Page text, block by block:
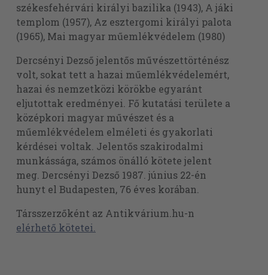
székesfehérvári királyi bazilika (1943), A jáki
templom (1957), Az esztergomi királyi palota
(1965), Mai magyar műemlékvédelem (1980)
Dercsényi Dezső jelentős művészettörténész
volt, sokat tett a hazai műemlékvédelemért,
hazai és nemzetközi körökbe egyaránt
eljutottak eredményei. Fő kutatási területe a
középkori magyar művészet és a
műemlékvédelem elméleti és gyakorlati
kérdései voltak. Jelentős szakirodalmi
munkássága, számos önálló kötete jelent
meg. Dercsényi Dezső 1987. június 22-én
hunyt el Budapesten, 76 éves korában.
Társszerzőként az Antikvárium.hu-n
elérhető kötetei.